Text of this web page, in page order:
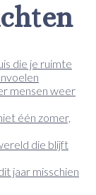
die je ruimte
mensen weer
één zomer,
die blijft
jaar misschien